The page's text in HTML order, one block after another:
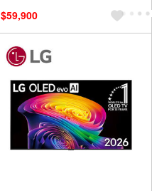
及使用6期以上分期0利率,需付
基本安裝運費)
贈壁掛架
下單贈
$59,900